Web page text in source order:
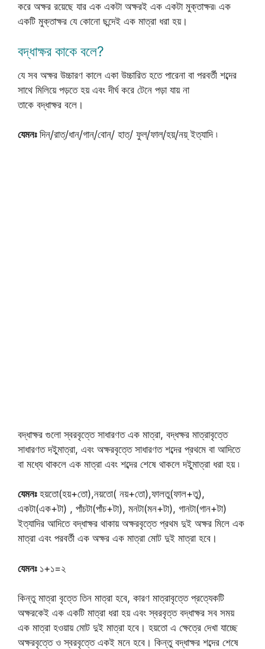
করে অক্ষর রয়েছে যার এক একটা অক্ষরই এক একটা মুক্তাক্ষর৷ এক
একটি মুক্তাক্ষর যে কোনো ছন্দেই এক মাত্রা ধরা হয়।
বদ্ধাক্ষর কাকে বলে?
যে সব অক্ষর উচ্চারণ কালে একা উচ্চারিত হতে পারেনা বা পরবর্তী শব্দের
সাথে মিলিয়ে পড়তে হয় এবং দীর্ঘ করে টেনে পড়া যায় না
তাকে বদ্ধাক্ষর বলে।
যেমনঃদিন্/রাত্/ধান্/গান্/বোন্/ হাত্/ ফুল্/ফাল্/হয়্/নয়্ ইত্যাদি ৷
বদ্ধাক্ষর গুলো স্বরবৃত্তে সাধারণত এক মাত্রা, বদ্ধক্ষর মাত্রাবৃত্তে
সাধারণত দইুমাত্রা, এবং অক্ষরবৃত্তে সাধারণত শব্দের প্রথমে বা আদিতে
বা মধ্যে থাকলে এক মাত্রা এবং শব্দের শেষে থাকলে দইুমাত্রা ধরা হয় ৷
যেমনঃহয়তাে(হয়+তো),নয়তাে( নয়+তো),ফালতু(ফাল+তু),
একটা(এক+টা) , পাঁচটা(পাঁচ+টা), মনটা(মন+টা), গানটা(গান+টা)
ইত্যাদির আদিতে বদ্ধাক্ষর থাকায় অক্ষরবৃত্তে প্রথম দুই অক্ষর মিলে এক
মাত্রা এবং পরবর্তী এক অক্ষর এক মাত্রা মোট দুই মাত্রা হবে।
যেমনঃ১+১=২
কিন্তু মাত্রা বৃত্তে তিন মাত্রা হবে, কারণ মাত্রাবৃত্তে প্রত্যেকটি
অক্ষরকেই এক একটি মাত্রা ধরা হয় এবং স্বরবৃত্ত বদ্ধাক্ষর সব সময়
এক মাত্রা হওয়ায় মোট দুই মাত্রা হবে। হয়তো এ ক্ষেত্রে দেখা যাচ্ছে
অক্ষরবৃত্তে ও স্বরবৃত্তে একই মনে হবে। কিন্তু বদ্ধাক্ষর শব্দের শেষে